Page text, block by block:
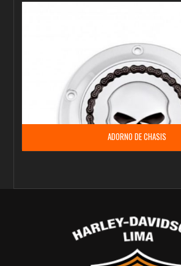
ADORNO DE CHASIS